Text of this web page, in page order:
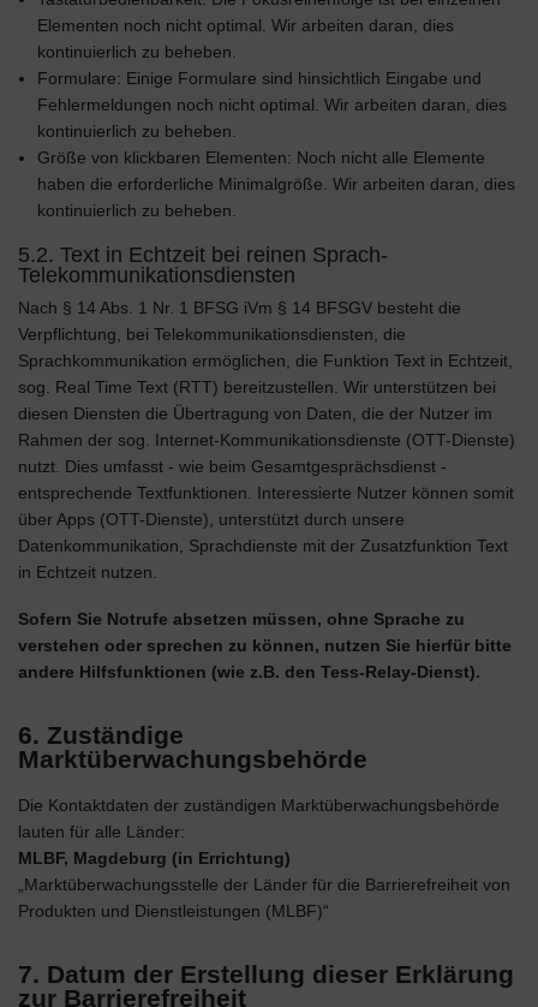
Elementen noch nicht optimal. Wir arbeiten daran, dies
kontinuierlich zu beheben.
Formulare: Einige Formulare sind hinsichtlich Eingabe und
Fehlermeldungen noch nicht optimal. Wir arbeiten daran, dies
kontinuierlich zu beheben.
Größe von klickbaren Elementen: Noch nicht alle Elemente
haben die erforderliche Minimalgröße. Wir arbeiten daran, dies
kontinuierlich zu beheben.
5.2. Text in Echtzeit bei reinen Sprach-
Telekommunikationsdiensten
Nach § 14 Abs. 1 Nr. 1 BFSG iVm § 14 BFSGV besteht die
Verpflichtung, bei Telekommunikationsdiensten, die
Sprachkommunikation ermöglichen, die Funktion Text in Echtzeit,
sog. Real Time Text (RTT) bereitzustellen. Wir unterstützen bei
diesen Diensten die Übertragung von Daten, die der Nutzer im
Rahmen der sog. Internet-Kommunikationsdienste (OTT-Dienste)
nutzt. Dies umfasst - wie beim Gesamtgesprächsdienst -
entsprechende Textfunktionen. Interessierte Nutzer können somit
über Apps (OTT-Dienste), unterstützt durch unsere
Datenkommunikation, Sprachdienste mit der Zusatzfunktion Text
in Echtzeit nutzen.
Sofern Sie Notrufe absetzen müssen, ohne Sprache zu
verstehen oder sprechen zu können, nutzen Sie hierfür bitte
andere Hilfsfunktionen (wie z.B. den Tess-Relay-Dienst).
6. Zuständige
Marktüberwachungsbehörde
Die Kontaktdaten der zuständigen Marktüberwachungsbehörde
lauten für alle Länder:
MLBF, Magdeburg (in Errichtung)
„Marktüberwachungsstelle der Länder für die Barrierefreiheit von
Produkten und Dienstleistungen (MLBF)“
7. Datum der Erstellung dieser Erklärung
zur Barrierefreiheit